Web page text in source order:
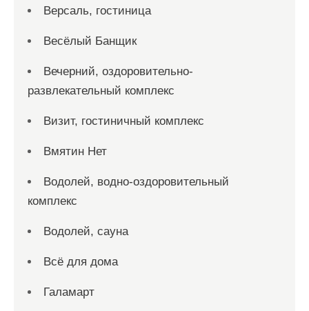
Версаль, гостиница
Весёлый Банщик
Вечерний, оздоровительно-
развлекательный комплекс
Визит, гостиничный комплекс
Вмятин Нет
Водолей, водно-оздоровительный
комплекс
Водолей, сауна
Всё для дома
Галамарт